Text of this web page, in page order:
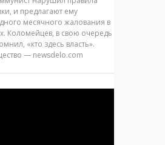
и предлагают ему
месячного жалования в
Коломейцев, в свою очередь
«кто здесь власть».
— newsdelo.com